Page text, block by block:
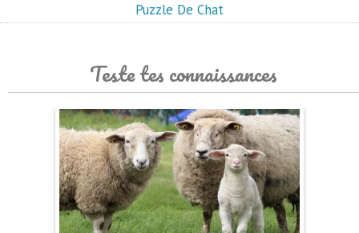
Puzzle De Chat
Teste tes connaissances